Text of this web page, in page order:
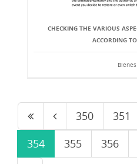
CHECKING THE VARIOUS
ACCORDING
350 351
354
355 356